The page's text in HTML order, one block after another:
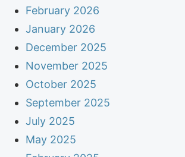
February 2026
January 2026
December 2025
November 2025
October 2025
September 2025
July 2025
May 2025